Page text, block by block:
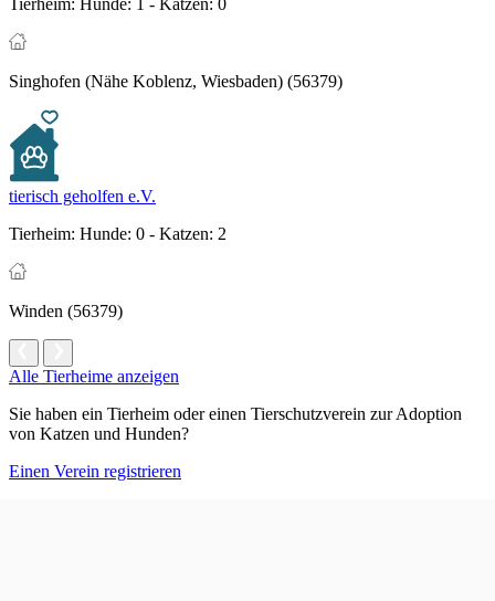
Tierheim: Hunde: 1 - Katzen: 0
Singhofen (Nähe Koblenz, Wiesbaden) (56379)
tierisch geholfen e.V.
Tierheim: Hunde: 0 - Katzen: 2
Winden (56379)
Alle Tierheime anzeigen
Sie haben ein Tierheim oder einen Tierschutzverein zur Adoption
von Katzen und Hunden?
Einen Verein registrieren